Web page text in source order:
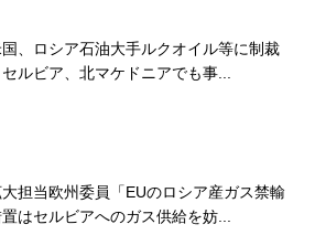
、ロシア石油大手ルクオイル等に制裁
セルビア、北マケドニアでも事...
担当欧州委員「EUのロシア産ガス禁輸
はセルビアへのガス供給を妨...